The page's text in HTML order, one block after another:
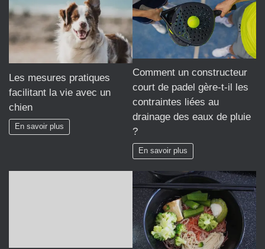
Les mesures pratiques
facilitant la vie avec un
chien
En savoir plus
Comment un constructeur
court de padel gère-t-il les
contraintes liées au
drainage des eaux de pluie
?
En savoir plus